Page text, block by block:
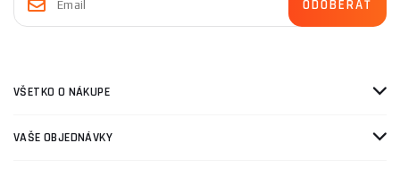
VŠETKO O NÁKUPE
VAŠE OBJEDNÁVKY